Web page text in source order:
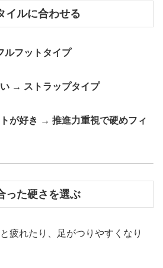
ルに合わせる
ルフットタイプ
→ ストラップタイプ
が好き → 推進力重視で硬めフィ
た硬さを選ぶ
疲れたり、足がつりやすくなり